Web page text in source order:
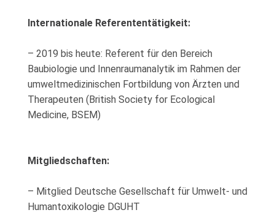
Internationale Referententätigkeit:
– 2019 bis heute: Referent für den Bereich
Baubiologie und Innenraumanalytik im Rahmen der
umweltmedizinischen Fortbildung von Ärzten und
Therapeuten (British Society for Ecological
Medicine, BSEM)
Mitgliedschaften:
– Mitglied Deutsche Gesellschaft für Umwelt- und
Humantoxikologie DGUHT